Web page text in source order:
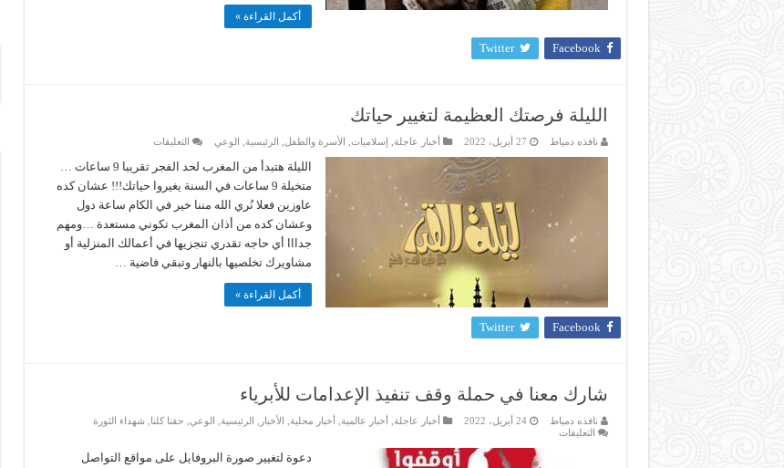
أكمل القراءة »
Facebook
Twitter
الليلة فرصتك العظيمة لتغيير حياتك
نافذه دمياط 27 أبريل، 2022 أخبار عاجلة إسلاميات الأسرة والطفل الرئيسية الوعي التعليقات
فرصتك
العظيمة
لتغيير
حياتك
مغلقة
الليلة هتبدأ من المغرب لحد الفجر تقريبا 9 ساعات …
متخيلة 9 ساعات في السنة يغيروا حياتك!!! عشان كده
عاوزين فعلا نُري الله مننا خير في الكام ساعة دول
وعشان كده من أذان المغرب تكوني مستعدة …ومهم
جدااا أي حاجه تقدري تنجزيها في أعمالك المنزلية أو
مشاويرك تخلصيها بالنهار وتبقي فاضية …
أكمل القراءة »
Facebook
Twitter
شارك معنا في حملة وقف تنفيذ الإعدامات للأبرياء
نافذه دمياط 24 أبريل، 2022 أخبار عاجلة أخبار عالمية أخبار محلية الأخبار الرئيسية الوعي حقنا كلنا ,شهداء الثورة
التعليقات
دعوة لتغيير صورة البروفايل على مواقع التواصل